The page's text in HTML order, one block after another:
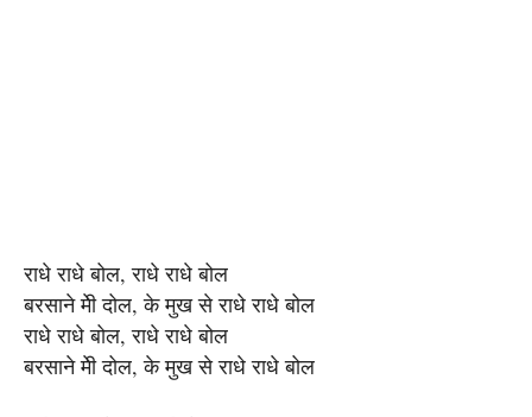
राधे राधे बोल, राधे राधे बोल
बरसाने मेी दोल, के मुख से राधे राधे बोल
राधे राधे बोल, राधे राधे बोल
बरसाने मेी दोल, के मुख से राधे राधे बोल